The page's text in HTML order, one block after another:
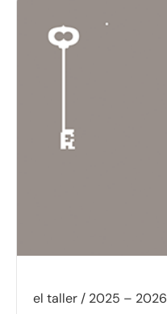
el taller / 2025 – 2026